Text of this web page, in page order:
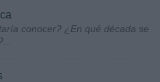
conocer? ¿En qué década se